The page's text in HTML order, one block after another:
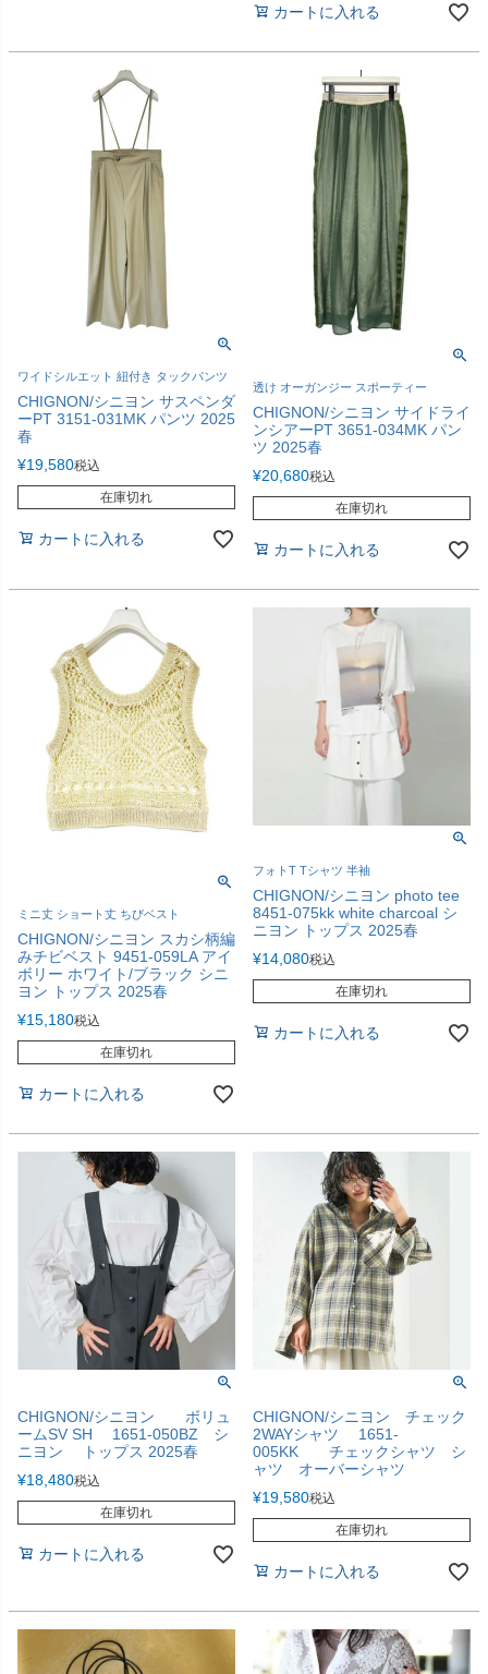
カートに入れる
ワイドシルエット 紐付き タックパンツ
CHIGNON/シニヨン サスペンダ
ーPT 3151-031MK パンツ 2025
春
¥19,580税込
在庫切れ
カートに入れる
透け オーガンジー スポーティー
CHIGNON/シニヨン サイドライ
ンシアーPT 3651-034MK パン
ツ 2025春
¥20,680税込
在庫切れ
カートに入れる
ミニ丈 ショート丈 ちびベスト
CHIGNON/シニヨン スカシ柄編
みチビベスト 9451-059LA アイ
ボリー ホワイト/ブラック シニ
ヨン トップス 2025春
¥15,180税込
在庫切れ
カートに入れる
フォトT Tシャツ 半袖
CHIGNON/シニヨン photo tee
8451-075kk white charcoal シ
ニヨン トップス 2025春
¥14,080税込
在庫切れ
カートに入れる
CHIGNON/シニヨン ボリュ
ームSV SH 1651-050BZ シ
ニヨン トップス 2025春
¥18,480税込
在庫切れ
カートに入れる
CHIGNON/シニヨン チェック
2WAYシャツ 1651-
005KK チェックシャツ シ
ャツ オーバーシャツ
¥19,580税込
在庫切れ
カートに入れる